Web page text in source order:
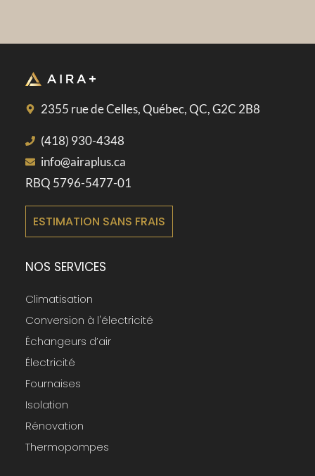
2355 rue de Celles, Québec, QC, G2C 2B8
(418) 930-4348
info@airaplus.ca
RBQ 5796-5477-01
ESTIMATION SANS FRAIS
NOS SERVICES
Climatisation
Conversion à l'électricité
Échangeurs d’air
Électricité
Fournaises
Isolation
Rénovation
Thermopompes